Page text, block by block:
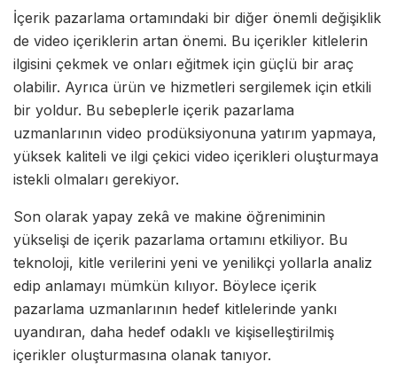
İçerik pazarlama ortamındaki bir diğer önemli değişiklik
de video içeriklerin artan önemi. Bu içerikler kitlelerin
ilgisini çekmek ve onları eğitmek için güçlü bir araç
olabilir. Ayrıca ürün ve hizmetleri sergilemek için etkili
bir yoldur. Bu sebeplerle içerik pazarlama
uzmanlarının video prodüksiyonuna yatırım yapmaya,
yüksek kaliteli ve ilgi çekici video içerikleri oluşturmaya
istekli olmaları gerekiyor.
Son olarak yapay zekâ ve makine öğreniminin
yükselişi de içerik pazarlama ortamını etkiliyor. Bu
teknoloji, kitle verilerini yeni ve yenilikçi yollarla analiz
edip anlamayı mümkün kılıyor. Böylece içerik
pazarlama uzmanlarının hedef kitlelerinde yankı
uyandıran, daha hedef odaklı ve kişiselleştirilmiş
içerikler oluşturmasına olanak tanıyor.